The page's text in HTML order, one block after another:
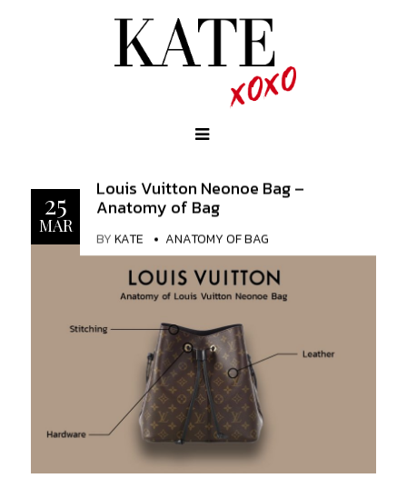
25
MAR
Louis Vuitton Neonoe Bag –
Anatomy of Bag
BYKATE ANATOMY OF BAG